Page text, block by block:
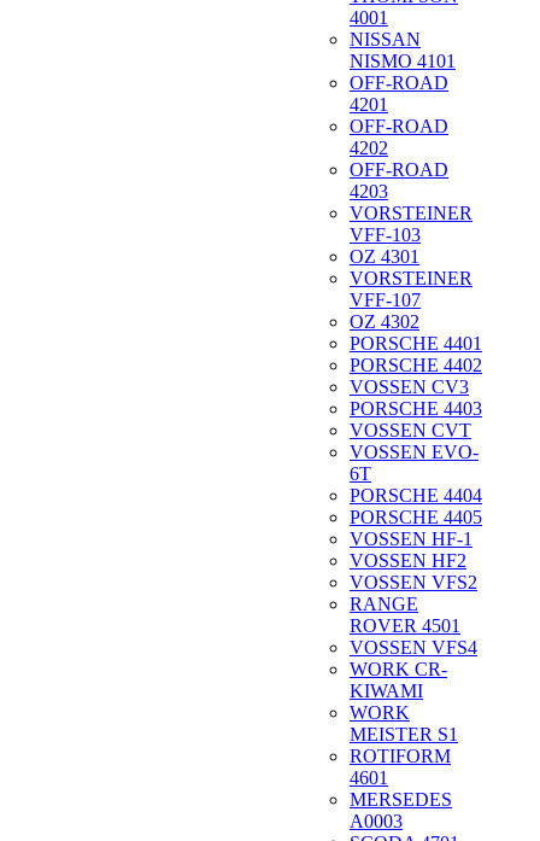
4001
NISSAN
NISMO 4101
OFF-ROAD
4201
OFF-ROAD
4202
OFF-ROAD
4203
VORSTEINER
VFF-103
OZ 4301
VORSTEINER
VFF-107
OZ 4302
PORSCHE 4401
PORSCHE 4402
VOSSEN CV3
PORSCHE 4403
VOSSEN CVT
VOSSEN EVO-
6T
PORSCHE 4404
PORSCHE 4405
VOSSEN HF-1
VOSSEN HF2
VOSSEN VFS2
RANGE
ROVER 4501
VOSSEN VFS4
WORK CR-
KIWAMI
WORK
MEISTER S1
ROTIFORM
4601
MERSEDES
A0003